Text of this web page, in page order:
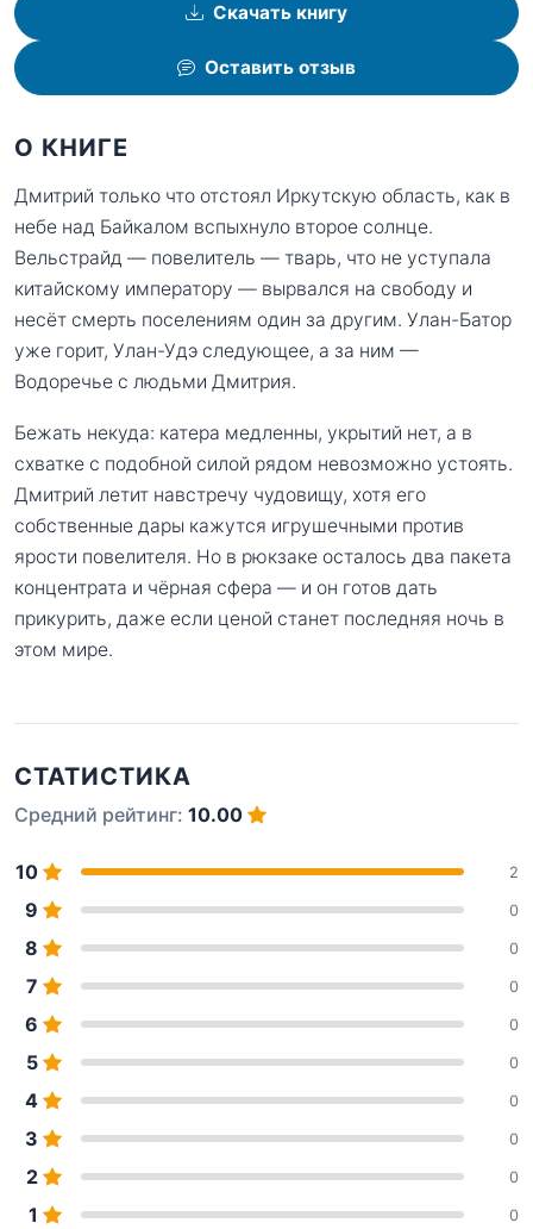
Скачать книгу
Оставить отзыв
О КНИГЕ
Дмитрий только что отстоял Иркутскую область, как в
небе над Байкалом вспыхнуло второе солнце.
Вельстрайд — повелитель — тварь, что не уступала
китайскому императору — вырвался на свободу и
несёт смерть поселениям один за другим. Улан-Батор
уже горит, Улан-Удэ следующее, а за ним —
Водоречье с людьми Дмитрия.
Бежать некуда: катера медленны, укрытий нет, а в
схватке с подобной силой рядом невозможно устоять.
Дмитрий летит навстречу чудовищу, хотя его
собственные дары кажутся игрушечными против
ярости повелителя. Но в рюкзаке осталось два пакета
концентрата и чёрная сфера — и он готов дать
прикурить, даже если ценой станет последняя ночь в
этом мире.
СТАТИСТИКА
Средний рейтинг: 10.00
10 2
9 0
8 0
7 0
6 0
5 0
4 0
3 0
2 0
1 0